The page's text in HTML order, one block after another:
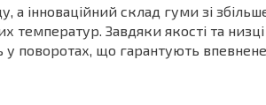
а інноваційний склад гуми зі
температур. Завдяки якості та
у поворотах, що гарантують